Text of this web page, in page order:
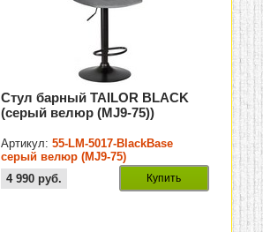
Стул барный TAILOR BLACK
(серый велюр (MJ9-75))
Артикул:55-LM-5017-BlackBase
серый велюр (MJ9-75)
4 990 руб. Купить